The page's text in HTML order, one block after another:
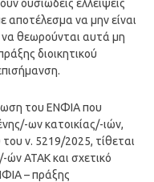
ουσιώδεις ελλείψεις
αποτέλεσμα να μην είναι
θεωρούνται αυτά μη
διοικητικού
του ΕΝΦΙΑ που
ων κατοικίας/-ιών,
ν. 5219/2025, τίθεται
ών ΑΤΑΚ και σχετικό
– πράξης